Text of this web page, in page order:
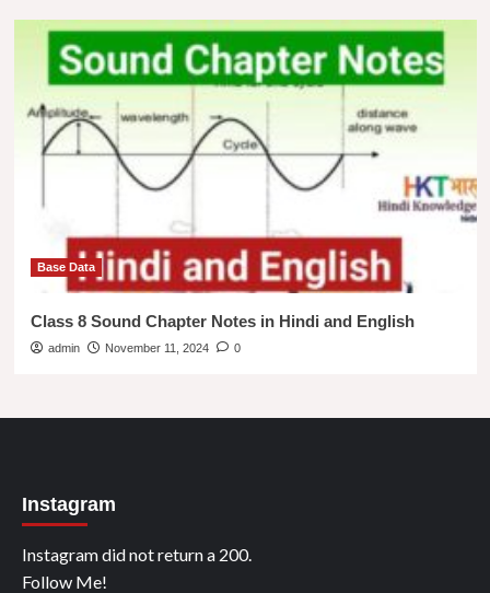
Base Data
Class 8 Sound Chapter Notes in Hindi and English
admin November 11, 2024 0
Instagram
Instagram did not return a 200.
Follow Me!